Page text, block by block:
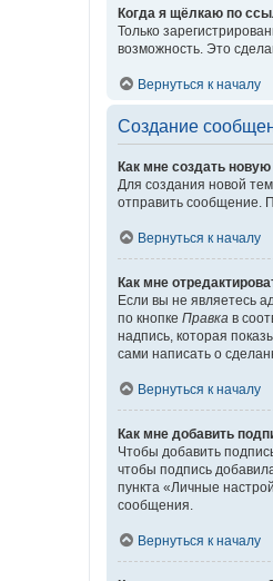
Когда я щёлкаю по
Только
возможность. Это
Вернуться к началу
Создание
Как мне создать
Для создания новой
отправить сообщение.
Вернуться к началу
Как мне
Если вы не являетесь
по кнопке Правка в
надпись, которая
сами написать о
Вернуться к началу
Как мне добавить
Чтобы добавить
чтобы подпись
пункта «Личные
сообщения.
Вернуться к началу